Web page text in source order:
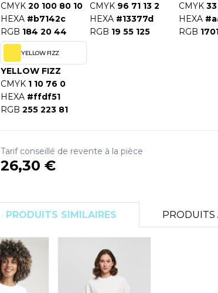
CMYK 20 100 80 10
HEXA #b7142c
RGB 184 20 44
CMYK 96 71 13 2
HEXA #13377d
RGB 19 55 125
CMYK 33
HEXA
RGB
YELLOW FIZZ
YELLOW FIZZ
CMYK 1 10 76 0
HEXA #ffdf51
RGB 255 223 81
Tarif conseillé de revente à la pièce
26,30 €
PRODUITS SIMILAIRES PRODUITS